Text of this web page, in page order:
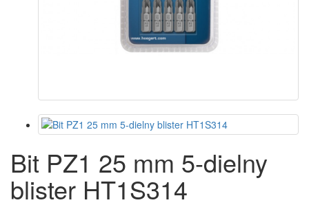
Bit PZ1 25 mm 5-dielny
blister HT1S314